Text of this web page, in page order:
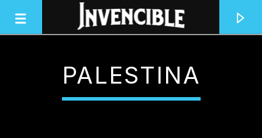
INVENCIBLE RADIO
JUNTOS SOMOS INVENCIBLES
PALESTINA